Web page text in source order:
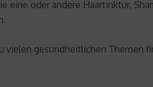
eine oder andere Haartinktur,
vielen gesundheitlichen Themen